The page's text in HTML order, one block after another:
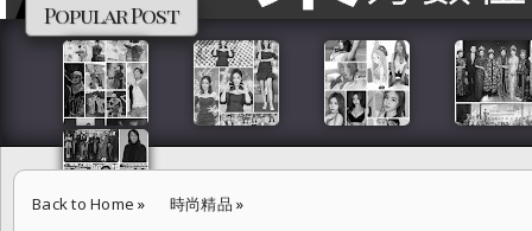
Popular Post
Back to Home » 時尚精品 »